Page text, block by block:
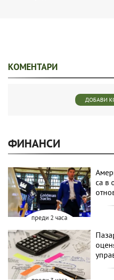
КОМЕНТАРИ
ДОБАВИ
ФИНАНСИ
преди 2 часа
са в